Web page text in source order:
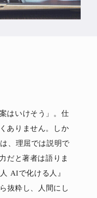
はいけそう」。仕
ありません。しか
、理屈では説明で
だと著者は語りま
AIで化ける人』
抜粋し、人間にし